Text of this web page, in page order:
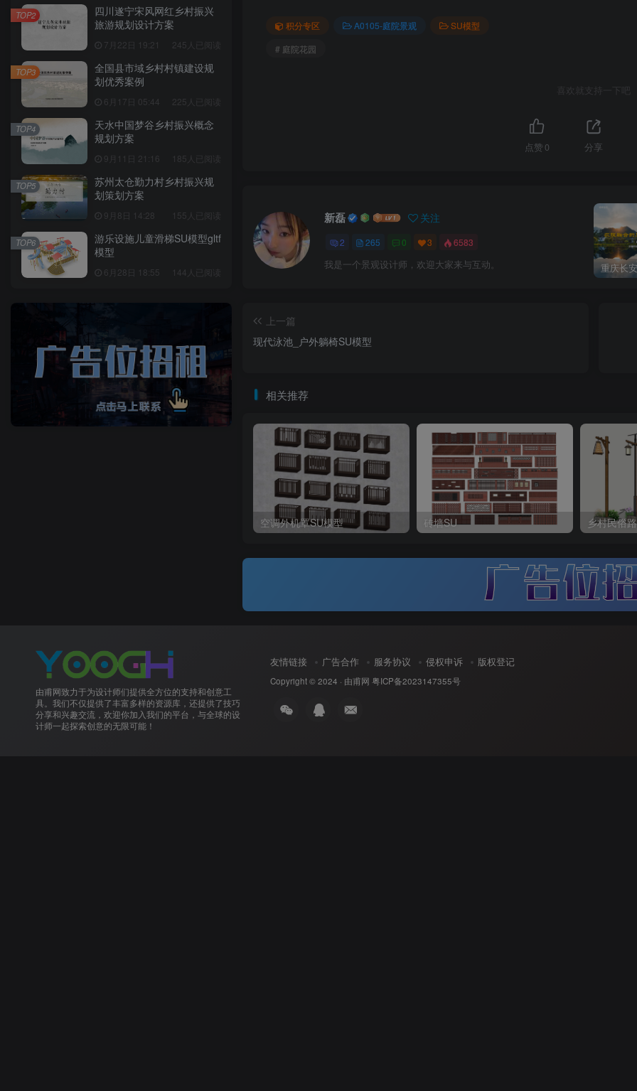
积分专区 A0105-庭院景观
SU模型
# 庭院花园
喜欢就支持一下吧
点赞 0 分享
新磊 关注
2 265 0 3 6583
我是一个景观设计师，欢迎大家来与互动。
上一篇
现代泳池_户外躺椅SU模型
相关推荐
空调外机罩SU模型 砖墙SU 乡村民俗
四川遂宁宋风网红乡村振兴
旅游规划设计方案
7月22日 19:21 245人已阅读
TOP2
全国县市域乡村村镇建设规
划优秀案例
6月17日 05:44 225人已阅读
TOP3
天水中国梦谷乡村振兴概念
规划方案
9月11日 21:16 185人已阅读
TOP4
苏州太仓勤力村乡村振兴规
划策划方案
9月8日 14:28 155人已阅读
TOP5
游乐设施儿童滑梯SU模型gltf
模型
6月28日 18:55 144人已阅读
TOP6
由甫网致力于为设计师们提供全方位的支持和创意工
具。我们不仅提供了丰富多样的资源库，还提供了技巧
分享和兴趣交流，欢迎你加入我们的平台，与全球的设
计师一起探索创意的无限可能！
友情链接 广告合作 服务协议 侵权申诉 版权登记
Copyright © 2024 · 由甫网 粤ICP备2023147355号